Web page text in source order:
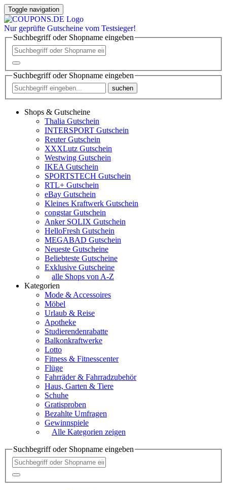
Toggle navigation
Nur geprüfte Gutscheine vom Testsieger!
Suchbegriff oder Shopname eingeben
Suchbegriff oder Shopname eingeben
suchen
Shops & Gutscheine
Thalia Gutschein
INTERSPORT Gutschein
Reuter Gutschein
XXXLutz Gutschein
Westwing Gutschein
IKEA Gutschein
SPORTSTECH Gutschein
RTL+ Gutschein
eBay Gutschein
Kleines Kraftwerk Gutschein
congstar Gutschein
Anker SOLIX Gutschein
HelloFresh Gutschein
MEGABAD Gutschein
Neueste Gutscheine
Beliebteste Gutscheine
Exklusive Gutscheine
alle Shops von A-Z
Kategorien
Mode & Accessoires
Möbel
Urlaub & Reise
Apotheke
Studierendenrabatte
Balkonkraftwerke
Lotto
Fitness & Fitnesscenter
Flüge
Fahrräder & Fahrradzubehör
Haus, Garten & Tiere
Schuhe
Gratisproben
Bezahlte Umfragen
Gewinnspiele
Alle Kategorien zeigen
Suchbegriff oder Shopname eingeben